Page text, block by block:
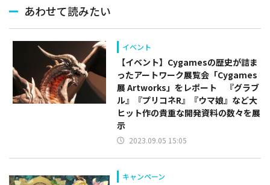
あわせて読みたい
イベント
【イベント】Cygamesの歴史が詰ま
ったアートワーク展覧会「Cygames
展 Artworks」をレポート 『グラブ
ル』『プリコネR』『ウマ娘』など大
ヒット作の貴重な開発資料の数々を展
示
2023.09.05 15:05
キャンペーン